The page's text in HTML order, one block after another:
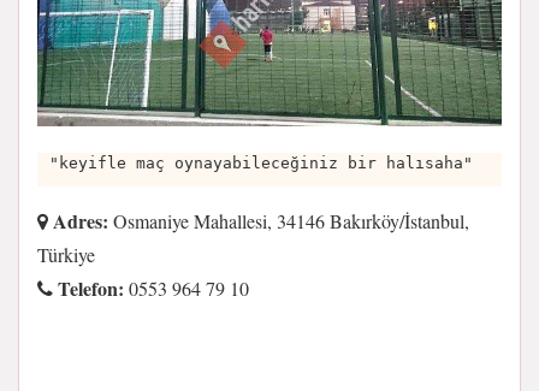
"keyifle maç oynayabileceğiniz bir halısaha"
Adres: Osmaniye Mahallesi, 34146 Bakırköy/İstanbul,
Türkiye
Telefon: 0553 964 79 10